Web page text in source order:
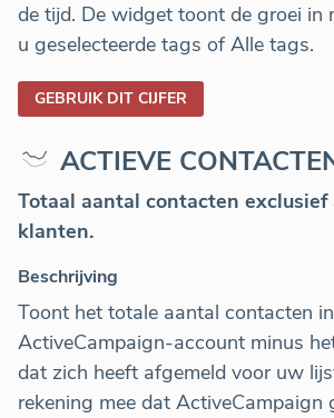
de tijd. De widget toont de groei in
u geselecteerde tags of Alle tags.
GEBRUIK DIT CIJFER
ACTIEVE
Totaal aantal contacten exclusief
klanten.
Beschrijving
Toont het totale aantal contacten
ActiveCampaign-account minus
dat zich heeft afgemeld voor uw
rekening mee dat ActiveCampaign